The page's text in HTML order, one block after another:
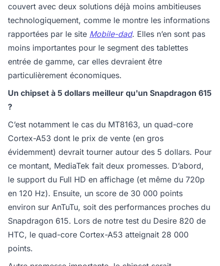
couvert avec deux solutions déjà moins ambitieuses
technologiquement, comme le montre les informations
rapportées par le site Mobile-dad. Elles n’en sont pas
moins importantes pour le segment des tablettes
entrée de gamme, car elles devraient être
particulièrement économiques.
Un chipset à 5 dollars meilleur qu'un Snapdragon 615
?
C’est notamment le cas du MT8163, un quad-core
Cortex-A53 dont le prix de vente (en gros
évidemment) devrait tourner autour des 5 dollars. Pour
ce montant, MediaTek fait deux promesses. D’abord,
le support du Full HD en affichage (et même du 720p
en 120 Hz). Ensuite, un score de 30 000 points
environ sur AnTuTu, soit des performances proches du
Snapdragon 615. Lors de notre test du Desire 820 de
HTC, le quad-core Cortex-A53 atteignait 28 000
points.